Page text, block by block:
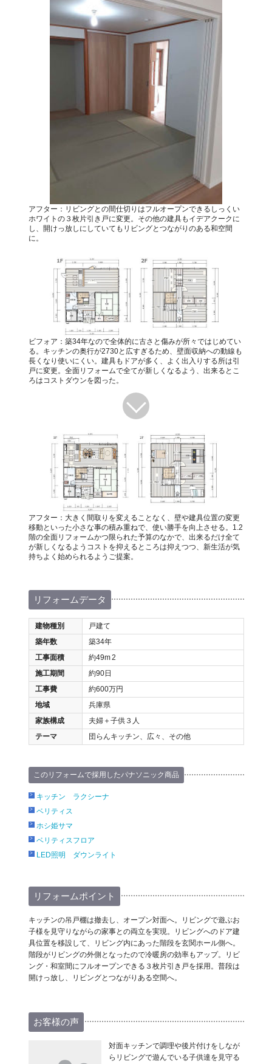
アフター：リビングとの間仕切りはフルオープンできるしっくい
ホワイトの３枚片引き戸に変更。その他の建具もイデアクークに
し、開けっ放しにしていてもリビングとつながりのある和空間
に。
ビフォア：築34年なので全体的に古さと傷みが所々ではじめてい
る。キッチンの奥行が2730と広すぎるため、壁面収納への動線も
長くなり使いにくい。建具もドアが多く、よく出入りする所は引
戸に変更。全面リフォームで全てが新しくなるよう、出来るとこ
ろはコストダウンを図った。
アフター：大きく間取りを変えることなく、壁や建具位置の変更
移動といった小さな事の積み重ねで、使い勝手を向上させる。1.2
階の全面リフォームかつ限られた予算のなかで、出来るだけ全て
が新しくなるようコストを抑えるところは抑えつつ、新生活が気
持ちよく始められるようご提案。
リフォームデータ
建物種別
戸建て
築年数
築34年
工事面積
約49m2
施工期間
約90日
工事費
約600万円
地域
兵庫県
家族構成
夫婦＋子供３人
テーマ
団らんキッチン、広々、その他
このリフォームで採用したパナソニック商品
キッチン ラクシーナ
ベリティス
ホシ姫サマ
ベリティスフロア
LED照明 ダウンライト
リフォームポイント
キッチンの吊戸棚は撤去し、オープン対面へ。リビングで遊ぶお
子様を見守りながらの家事との両立を実現。リビングへのドア建
具位置を移設して、リビング内にあった階段を玄関ホール側へ。
階段がリビングの外側となったので冷暖房の効率もアップ。リビ
ング・和室間にフルオープンできる３枚片引き戸を採用。普段は
開けっ放し、リビングとつながりある空間へ。
お客様の声
対面キッチンで調理や後片付けをしなが
らリビングで遊んでいる子供達を見守る